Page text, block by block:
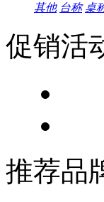
其他 台称 桌
促销活
推荐品